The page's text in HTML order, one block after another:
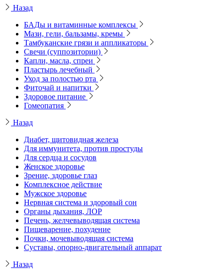
Назад
БАДы и витаминные комплексы
Мази, гели, бальзамы, кремы
Тамбуканские грязи и аппликаторы
Свечи (суппозитории)
Капли, масла, спреи
Пластырь лечебный
Уход за полостью рта
Фиточай и напитки
Здоровое питание
Гомеопатия
Назад
Диабет, щитовидная железа
Для иммунитета, против простуды
Для сердца и сосудов
Женское здоровье
Зрение, здоровье глаз
Комплексное действие
Мужское здоровье
Нервная система и здоровый сон
Органы дыхания, ЛОР
Печень, желчевыводящая система
Пищеварение, похудение
Почки, мочевыводящая система
Суставы, опорно-двигательный аппарат
Назад